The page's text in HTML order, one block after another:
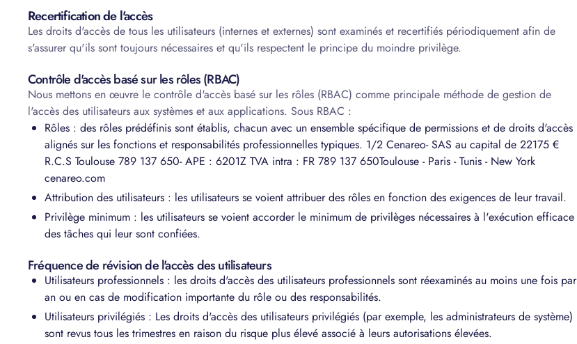
Recertification de l'accès
Les droits d'accès de tous les utilisateurs (internes et externes) sont examinés et recertifiés périodiquement afin de
s'assurer qu'ils sont toujours nécessaires et qu'ils respectent le principe du moindre privilège.
Contrôle d'accès basé sur les rôles (RBAC)
Nous mettons en œuvre le contrôle d'accès basé sur les rôles (RBAC) comme principale méthode de gestion de
l'accès des utilisateurs aux systèmes et aux applications. Sous RBAC :
Rôles : des rôles prédéfinis sont établis, chacun avec un ensemble spécifique de permissions et de droits d'accès
alignés sur les fonctions et responsabilités professionnelles typiques. 1/2 Cenareo- SAS au capital de 22175 €
R.C.S Toulouse 789 137 650- APE : 6201Z TVA intra : FR 789 137 650Toulouse - Paris - Tunis - New York
cenareo.com
Attribution des utilisateurs : les utilisateurs se voient attribuer des rôles en fonction des exigences de leur travail.
Privilège minimum : les utilisateurs se voient accorder le minimum de privilèges nécessaires à l'exécution efficace
des tâches qui leur sont confiées.
Fréquence de révision de l'accès des utilisateurs
Utilisateurs professionnels : les droits d'accès des utilisateurs professionnels sont réexaminés au moins une fois par
an ou en cas de modification importante du rôle ou des responsabilités.
Utilisateurs privilégiés : Les droits d'accès des utilisateurs privilégiés (par exemple, les administrateurs de système)
sont revus tous les trimestres en raison du risque plus élevé associé à leurs autorisations élevées.